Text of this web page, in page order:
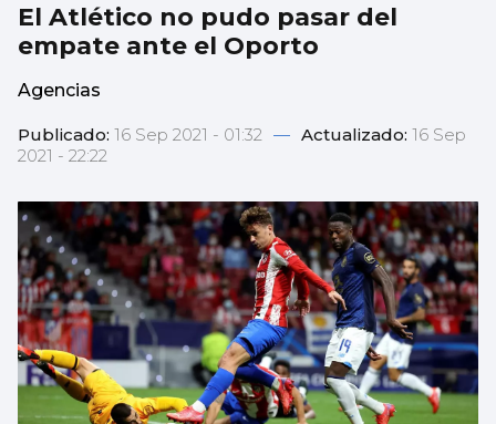
El Atlético no pudo pasar del
empate ante el Oporto
Agencias
Publicado: 16 Sep 2021 - 01:32 — Actualizado: 16 Sep
2021 - 22:22